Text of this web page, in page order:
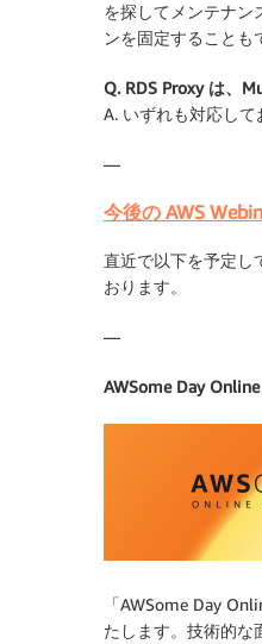
を探してメンテナン
ンを固定することも
Q. RDS Proxy は、
A. いずれも対応して
—
今後の AWS
直近で以下を予定し
おります。
—
AWSome Day
「AWSome Day
たします。技術的な